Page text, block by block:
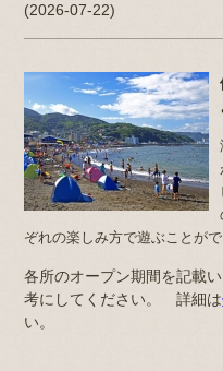
(2026-07-22)
ぞれの楽しみ方で遊ぶことがで
各所のオープン期間を記載
考にしてください。 詳細は
い。